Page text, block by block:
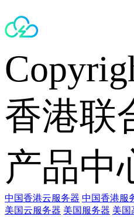
香港联
产品中
中国香港云服务器 中国香港服
美国云服务器 美国服务器 美国